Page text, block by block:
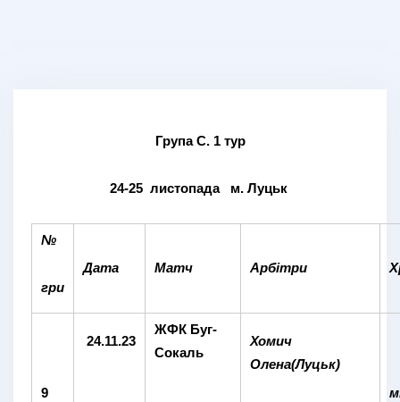
Група С. 1 тур
24-25 листопада м. Луцьк
№
гри
Дата Матч Арбітри
9
24.11.23
ЖФК Буг-
Сокаль
Хомич
Олена(Луцьк)